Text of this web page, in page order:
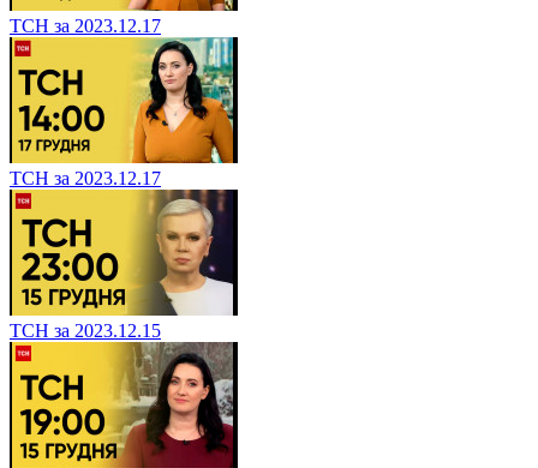
ТСН за 2023.12.17
ТСН за 2023.12.17
ТСН за 2023.12.15